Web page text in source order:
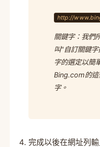
http://
關鍵字：我們
叫"自訂關鍵
字的選定以簡
Bing.com的這
字。
完成以後在網址列